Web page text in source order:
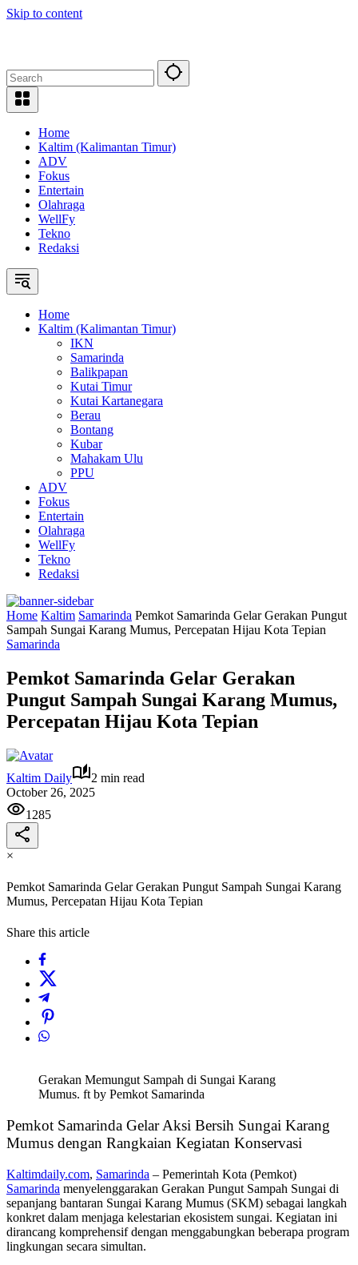
Skip to content
Home
Kaltim (Kalimantan Timur)
ADV
Fokus
Entertain
Olahraga
WellFy
Tekno
Redaksi
Home
Kaltim (Kalimantan Timur)
IKN
Samarinda
Balikpapan
Kutai Timur
Kutai Kartanegara
Berau
Bontang
Kubar
Mahakam Ulu
PPU
ADV
Fokus
Entertain
Olahraga
WellFy
Tekno
Redaksi
Home Kaltim Samarinda Pemkot Samarinda Gelar Gerakan Pungut
Sampah Sungai Karang Mumus, Percepatan Hijau Kota Tepian
Samarinda
Pemkot Samarinda Gelar Gerakan
Pungut Sampah Sungai Karang Mumus,
Percepatan Hijau Kota Tepian
Kaltim Daily
2 min read
October 26, 2025
1285
×
Pemkot Samarinda Gelar Gerakan Pungut Sampah Sungai Karang
Mumus, Percepatan Hijau Kota Tepian
Share this article
Gerakan Memungut Sampah di Sungai Karang
Mumus. ft by Pemkot Samarinda
Pemkot Samarinda Gelar Aksi Bersih Sungai Karang
Mumus dengan Rangkaian Kegiatan Konservasi
Kaltimdaily.com, Samarinda – Pemerintah Kota (Pemkot)
Samarinda menyelenggarakan Gerakan Pungut Sampah Sungai di
sepanjang bantaran Sungai Karang Mumus (SKM) sebagai langkah
konkret dalam menjaga kelestarian ekosistem sungai. Kegiatan ini
dirancang komprehensif dengan menggabungkan beberapa program
lingkungan secara simultan.